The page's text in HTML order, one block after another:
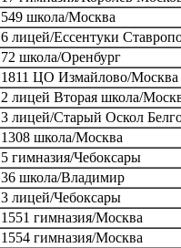
549 школа/Москва
6 лицей/Ессентуки
72 школа/Оренбург
1811 ЦО Измайлово/Москва
2 лицей Вторая школа/
3 лицей/Старый Оскол
1308 школа/Москва
5 гимназия/Чебоксары
36 школа/Владимир
3 лицей/Чебоксары
1551 гимназия/Москва
1554 гимназия/Москва